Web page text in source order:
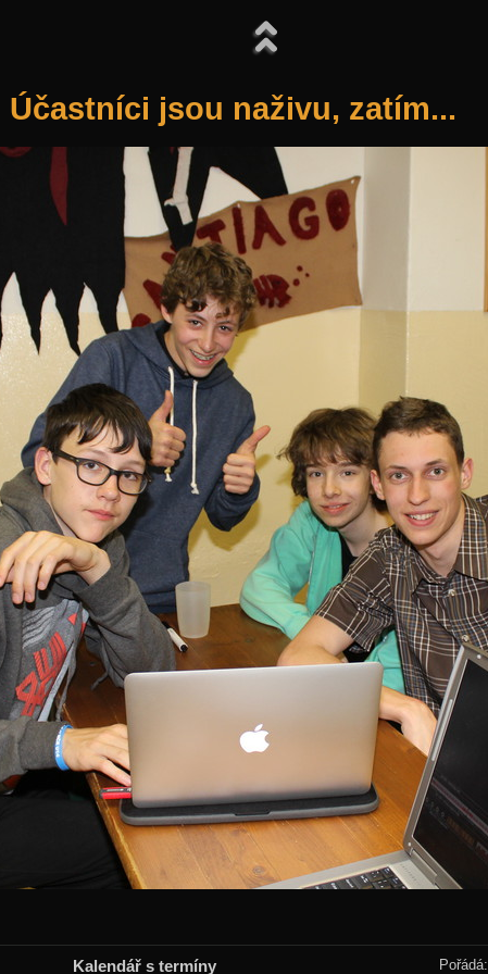
Účastníci jsou naživu, zatím...
Kalendář s termíny Pořádá: